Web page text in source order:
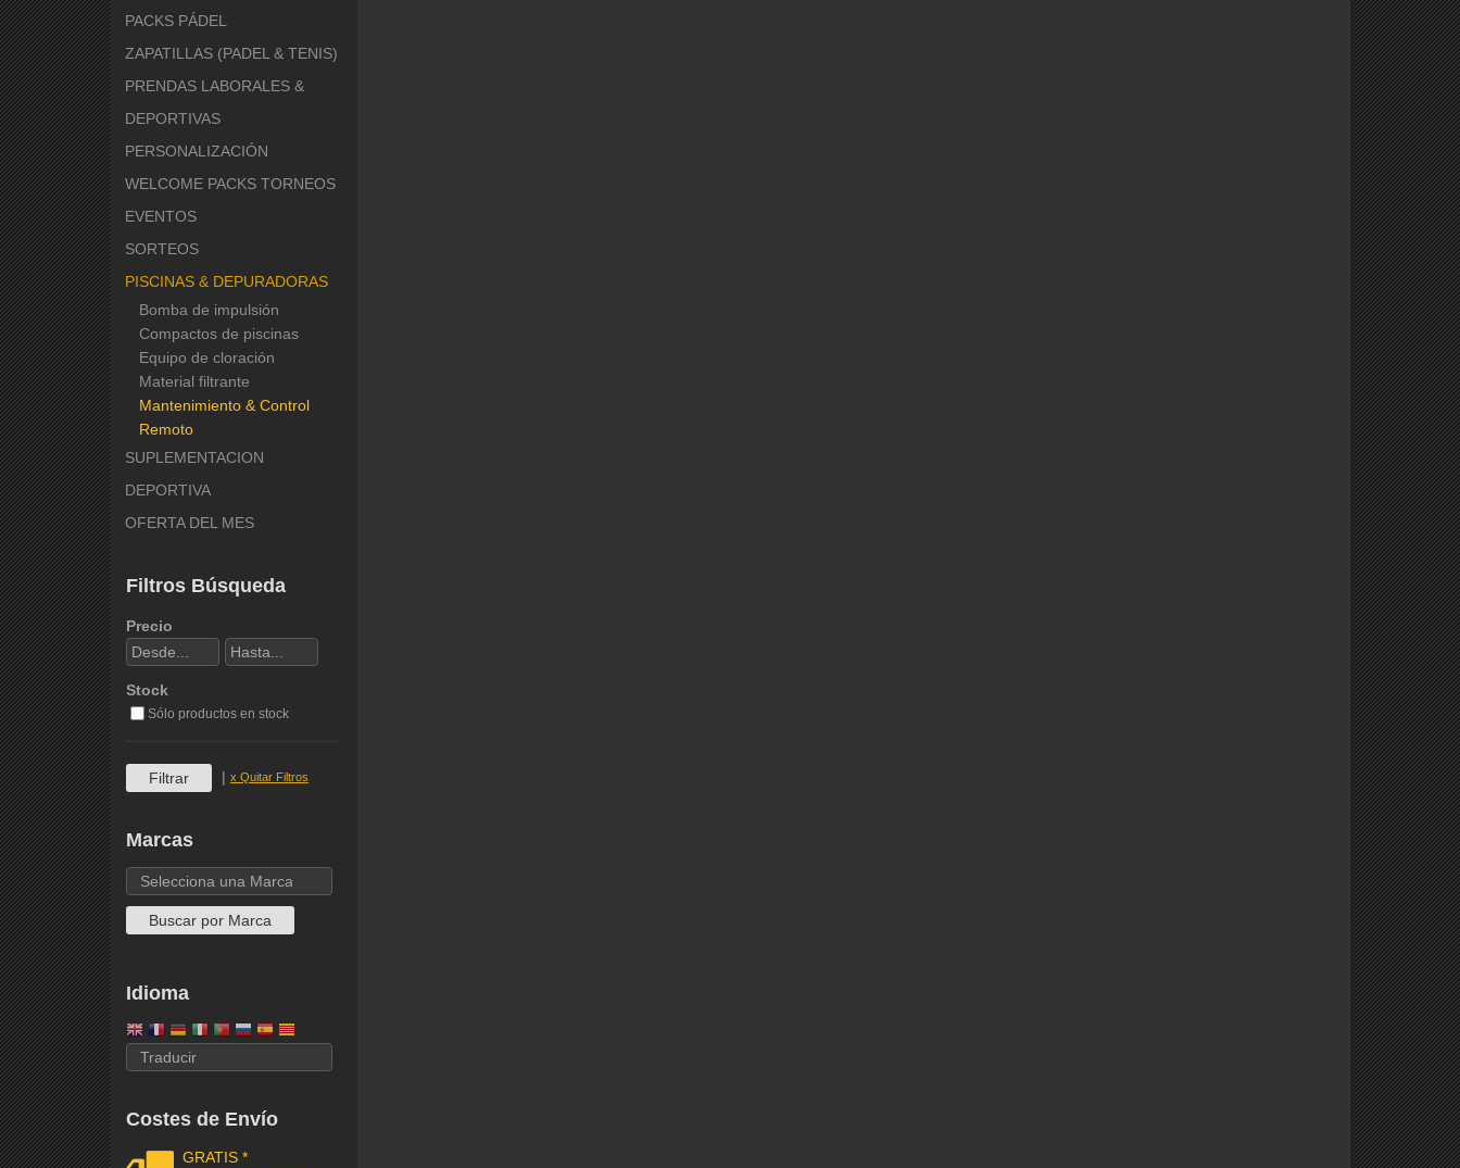
PACKS PÁDEL
ZAPATILLAS (PADEL & TENIS)
PRENDAS LABORALES &
DEPORTIVAS
PERSONALIZACIÓN
WELCOME PACKS TORNEOS
EVENTOS
SORTEOS
PISCINAS & DEPURADORAS
Bomba de impulsión
Compactos de piscinas
Equipo de cloración
Material filtrante
Mantenimiento & Control
Remoto
SUPLEMENTACION
DEPORTIVA
OFERTA DEL MES
Filtros Búsqueda
Precio
Stock
Sólo productos en stock
| x Quitar Filtros
Marcas
Idioma
Costes de Envío
GRATIS *